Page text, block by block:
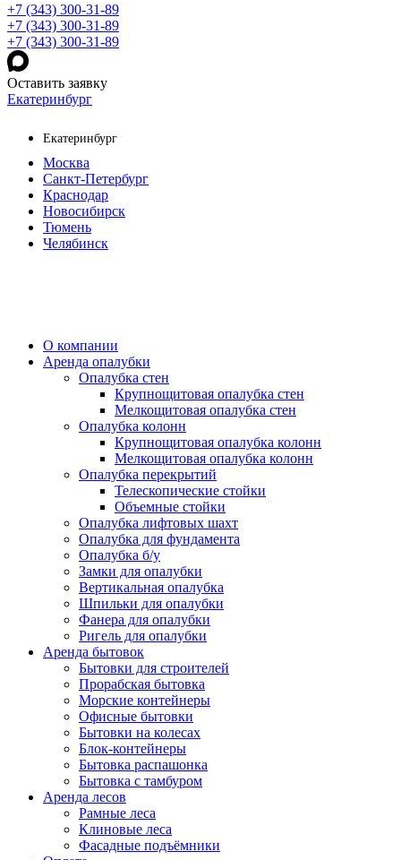
+7 (343) 300-31-89
+7 (343) 300-31-89
+7 (343) 300-31-89
Оставить заявку
Екатеринбург
Екатеринбург
Москва
Санкт-Петербург
Краснодар
Новосибирск
Тюмень
Челябинск
О компании
Аренда опалубки
Опалубка стен
Крупнощитовая опалубка стен
Мелкощитовая опалубка стен
Опалубка колонн
Крупнощитовая опалубка колонн
Мелкощитовая опалубка колонн
Опалубка перекрытий
Телескопические стойки
Объемные стойки
Опалубка лифтовых шахт
Опалубка для фундамента
Опалубка б/у
Замки для опалубки
Вертикальная опалубка
Шпильки для опалубки
Фанера для опалубки
Ригель для опалубки
Аренда бытовок
Бытовки для строителей
Прорабская бытовка
Морские контейнеры
Офисные бытовки
Бытовки на колесах
Блок-контейнеры
Бытовка распашонка
Бытовка с тамбуром
Аренда лесов
Рамные леса
Клиновые леса
Фасадные подъёмники